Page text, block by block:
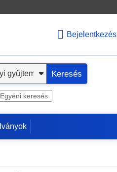
Bejelentkezés
Keresés
Egyéni keresés